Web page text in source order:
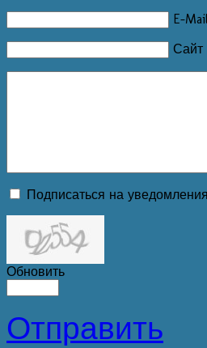
E-
Сайт
Подписаться на
Обновить
Отправить